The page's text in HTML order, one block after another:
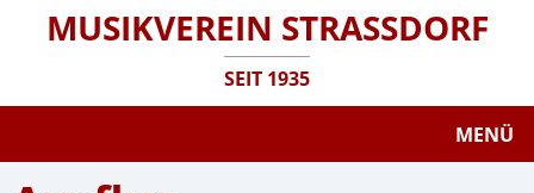
MUSIKVEREIN STRASSDORF
SEIT 1935
MENÜ